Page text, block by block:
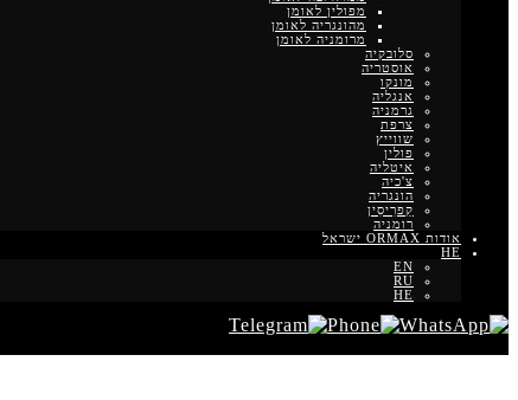
מפולין לאומן
מהונגריה לאומן
מרומניה לאומן
סלובקיה
אוסטריה
מונקו
אנגליה
גרמניה
צרפת
שווייץ
פולין
איטליה
צ'כיה
הונגריה
קַפרִיסִין
רומניה
אודות ORMAX ישראל
HE
EN
RU
HE